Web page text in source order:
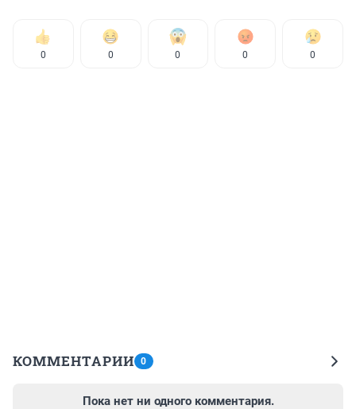
0 0 0 0 0
КОММЕНТАРИИ 0
Пока нет ни одного комментария.